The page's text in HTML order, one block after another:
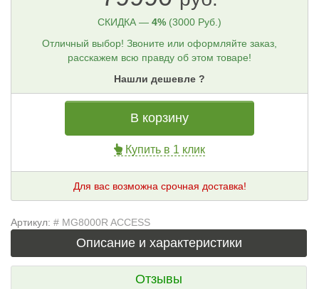
СКИДКА — 4% (3000 Руб.)
Отличный выбор! Звоните или оформляйте заказ,
расскажем всю правду об этом товаре!
Нашли дешевле ?
В корзину
Купить в 1 клик
Для вас возможна срочная доставка!
Артикул: # MG8000R ACCESS
Описание и характеристики
Отзывы